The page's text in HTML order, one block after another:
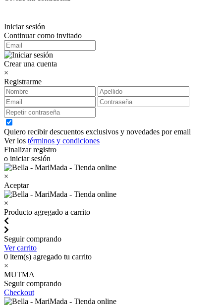
Iniciar sesión
Continuar como invitado
Crear una cuenta
×
Registrarme
Quiero recibir descuentos exclusivos y novedades por email
Ver los términos y condiciones
Finalizar registro
o iniciar sesión
×
Aceptar
×
Producto agregado a carrito
Seguir comprando
Ver carrito
0 item(s) agregado tu carrito
×
MUTMA
Seguir comprando
Checkout